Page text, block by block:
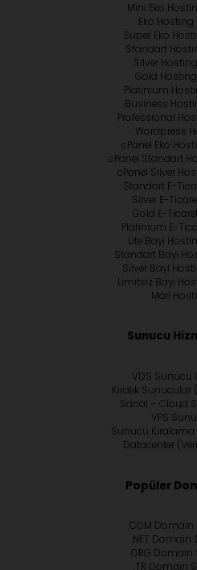
Mini Eko
Eko Hosting
Super Eko
Standart
Silver
Gold Hosting
Platinium
Business
Professional
Wordpress
cPanel Eko
cPanel Standart
cPanel Silver
Standart E-
Silver E-
Gold E-
Platinium E-
Lite Bayi
Standart Bayi
Silver Bayi
Limitsiz Bayi
Mail
Sunucu
VDS Sunucu
Kiralık Sunucular
Sanal – Cloud
VPS
Sunucu Kiralama
Datacenter
Popüler
.COM Domain
.NET Domain
.ORG Domain
.TR Domain